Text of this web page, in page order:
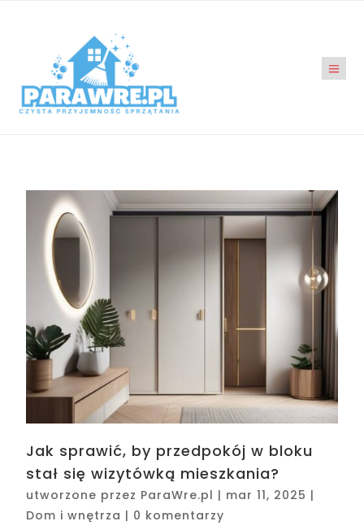
Jak sprawić, by przedpokój w bloku
stał się wizytówką mieszkania?
utworzone przez ParaWre.pl | mar 11, 2025 |
Dom i wnętrza | 0 komentarzy